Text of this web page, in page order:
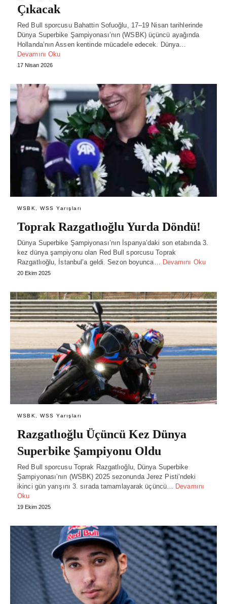
Çıkacak
Red Bull sporcusu Bahattin Sofuoğlu, 17–19 Nisan tarihlerinde
Dünya Superbike Şampiyonası’nın (WSBK) üçüncü ayağında
Hollanda’nın Assen kentinde mücadele edecek. Dünya…
Devamını Oku
17 Nisan 2026
WSBK, WSS Yarışları
Toprak Razgatlıoğlu Yurda Döndü!
Dünya Superbike Şampiyonası’nın İspanya’daki son etabında 3.
kez dünya şampiyonu olan Red Bull sporcusu Toprak
Razgatlıoğlu, İstanbul’a geldi. Sezon boyunca…
Devamını Oku
20 Ekim 2025
WSBK, WSS Yarışları
Razgatlıoğlu Üçüncü Kez Dünya
Superbike Şampiyonu Oldu
Red Bull sporcusu Toprak Razgatlıoğlu, Dünya Superbike
Şampiyonası’nın (WSBK) 2025 sezonunda Jerez Pisti’ndeki
ikinci gün yarışını 3. sırada tamamlayarak üçüncü… Devamını
Oku
19 Ekim 2025